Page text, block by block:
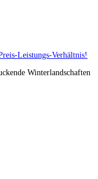
Leistungs-Verhältnis!
Winterlandschaften